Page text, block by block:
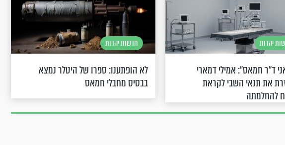
יהדות
ד"ר חמאס": אמילי דמארי
את תנאי השבי לקראת
להחלמתה
חדשות יהדות
לא הופתענו: ספרו של היטלר נמצא
בבסיס מחבלי חמאס